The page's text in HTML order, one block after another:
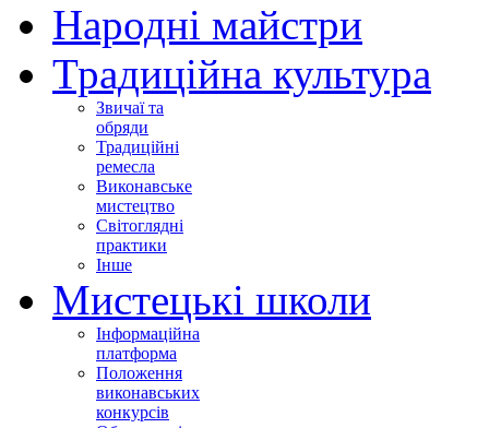
Народні майстри
Традиційна культура
Звичаї та
обряди
Традиційні
ремесла
Виконавське
мистецтво
Світоглядні
практики
Інше
Мистецькі школи
Інформаційна
платформа
Положення
виконавських
конкурсів